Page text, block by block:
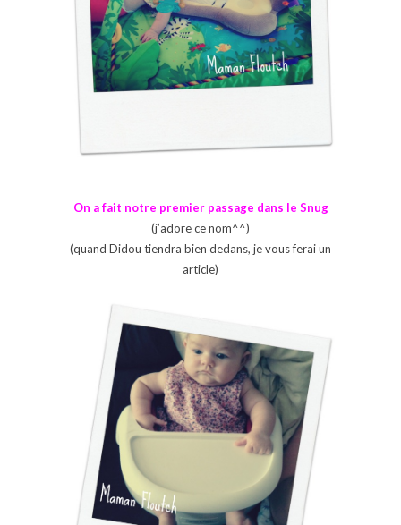
On a fait notre premier passage dans le Snug
(j’adore ce nom^^)
(quand Didou tiendra bien dedans, je vous ferai un
article)